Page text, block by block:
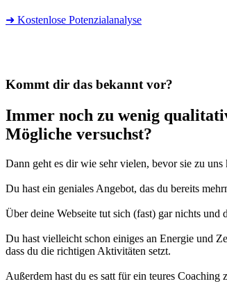
➜ Kostenlose Potenzialanalyse
Kommt dir das bekannt vor?
Immer noch zu wenig
Mögliche versuchst?
Dann geht es dir wie sehr vielen, bevor sie zu uns
Du hast ein geniales Angebot, das du bereits
Über deine Webseite tut sich (fast) gar nichts und
Du hast vielleicht schon einiges an Energie und
dass du die richtigen Aktivitäten setzt.
Außerdem hast du es satt für ein teures